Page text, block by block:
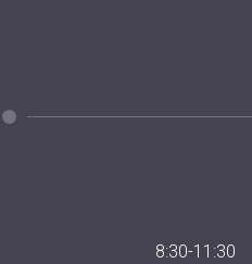
8:30-11:30